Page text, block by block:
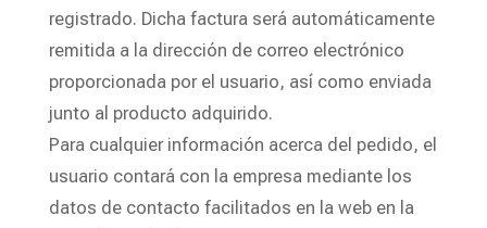
registrado. Dicha factura será automáticamente
remitida a la dirección de correo electrónico
proporcionada por el usuario, así como enviada
junto al producto adquirido.
Para cualquier información acerca del pedido, el
usuario contará con la empresa mediante los
datos de contacto facilitados en la web en la